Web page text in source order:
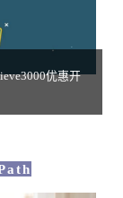
优惠开